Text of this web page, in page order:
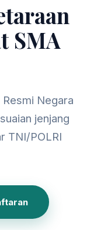
SMA
Negara
jenjang
TNI/POLRI